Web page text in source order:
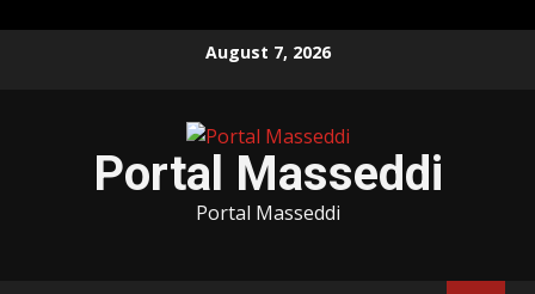
August 7, 2026
Portal Masseddi
Portal Masseddi